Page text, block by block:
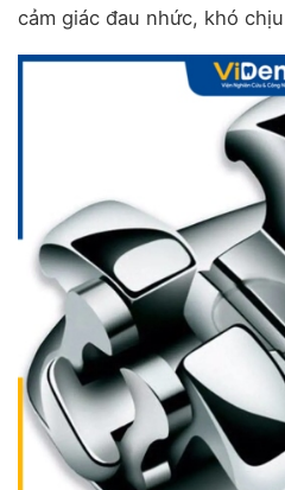
cảm giác đau nhức, khó